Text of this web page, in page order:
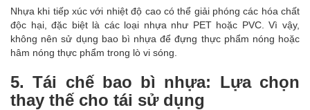
Nhựa khi tiếp xúc với nhiệt độ cao có thể giải phóng các hóa chất
độc hại, đặc biệt là các loại nhựa như PET hoặc PVC. Vì vậy,
không nên sử dụng bao bì nhựa để đựng thực phẩm nóng hoặc
hâm nóng thực phẩm trong lò vi sóng.
5. Tái chế bao bì nhựa: Lựa chọn
thay thế cho tái sử dụng